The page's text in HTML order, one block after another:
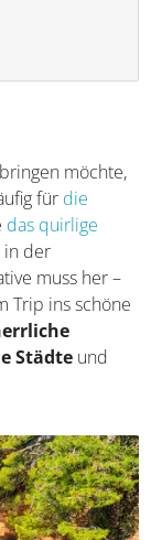
häufig
wie
gerade in der
muss her –
Trip ins
über